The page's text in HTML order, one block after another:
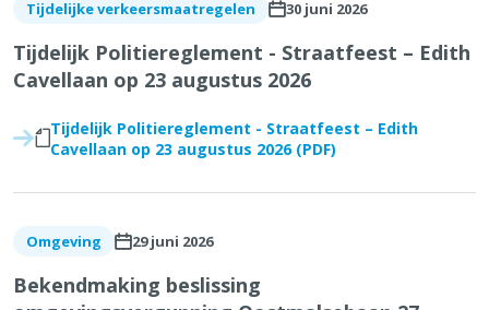
Onderwijs & Kinderopvang
Tickets cultuur
Tijdelijke verkeersmaatregelen 30 juni 2026
Tijdelijk Politiereglement - Straatfeest – Edith
Cavellaan op 23 augustus 2026
Tijdelijk Politiereglement - Straatfeest – Edith
Cavellaan op 23 augustus 2026 (PDF)
Omgeving 29 juni 2026
Bekendmaking beslissing